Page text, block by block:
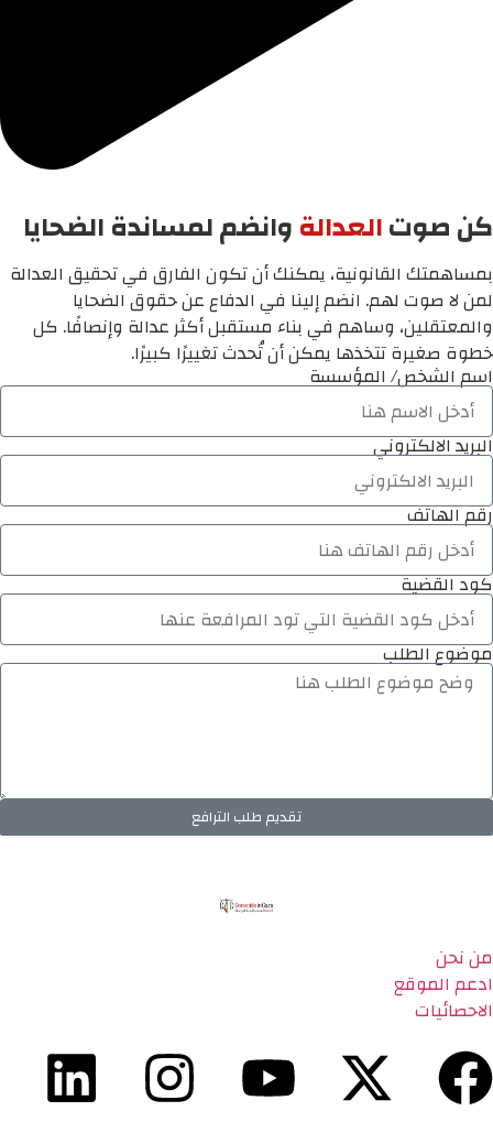
كن صوتالعدالةوانضم لمساندة الضحايا
بمساهمتك القانونية، يمكنك أن تكون الفارق في تحقيق العدالة
لمن لا صوت لهم. انضم إلينا في الدفاع عن حقوق الضحايا
والمعتقلين، وساهم في بناء مستقبل أكثر عدالة وإنصافًا. كل
خطوة صغيرة تتخذها يمكن أن تُحدث تغييرًا كبيرًا.
اسم الشخص/ المؤسسة
البريد الالكتروني
رقم الهاتف
كود القضية
موضوع الطلب
تقديم طلب الترافع
من نحن
ادعم الموقع
الاحصائيات